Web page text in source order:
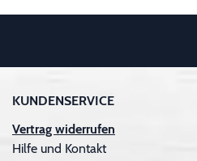
KUNDENSERVICE
Vertrag widerrufen
Hilfe und Kontakt